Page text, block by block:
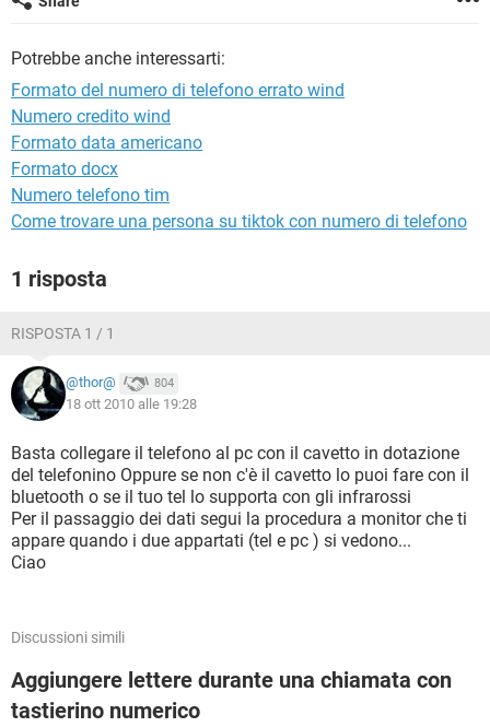
TIKTOK
Potrebbe anche interessarti:
Formato del numero di telefono errato wind
Numero credito wind
Formato data americano
Formato docx
Numero telefono tim
Come trovare una persona su tiktok con numero di telefono
1 risposta
RISPOSTA 1 / 1
@thor@ 804
18 ott 2010 alle 19:28
Basta collegare il telefono al pc con il cavetto in dotazione
del telefonino Oppure se non c'è il cavetto lo puoi fare con il
bluetooth o se il tuo tel lo supporta con gli infrarossi
Per il passaggio dei dati segui la procedura a monitor che ti
appare quando i due appartati (tel e pc ) si vedono...
Ciao
Discussioni simili
Aggiungere lettere durante una chiamata con
tastierino numerico